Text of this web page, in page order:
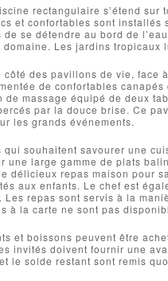
rectangulaire s’étend
et confortables sont installés
de se détendre au bord de
Les jardins tropicaux
côté des pavillons de vie, face
de confortables
de massage équipé de deux
par la douce brise. Ce
les grands événements.
qui souhaitent savourer une
une large gamme de plats
délicieux repas maison pour
aux enfants. Le chef est
Les repas sont servis à la
à la carte ne sont pas
et boissons peuvent être
invités doivent fournir une
le solde restant sont remis